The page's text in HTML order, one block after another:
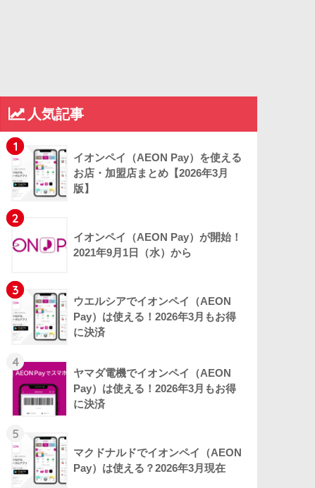
人気記事
1
イオンペイ（AEON Pay）を使える
お店・加盟店まとめ【2026年3月
版】
2
イオンペイ（AEON Pay）が開始！
2021年9月1日（水）から
3
ウエルシアでイオンペイ（AEON
Pay）は使える！2026年3月もお得
に決済
4
ヤマダ電機でイオンペイ（AEON
Pay）は使える！2026年3月もお得
に決済
5
マクドナルドでイオンペイ（AEON
Pay）は使える？2026年3月現在